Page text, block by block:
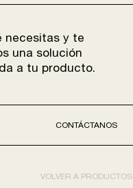
necesitas y te
una solución
a tu producto.
CONTÁCTANOS
VOLVER A PRODUCTOS